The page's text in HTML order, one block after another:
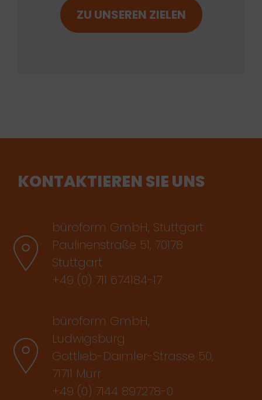
ZU UNSEREN ZIELEN
KONTAKTIEREN SIE UNS
büroform GmbH, Stuttgart
Paulinenstraße 51, 70178
Stuttgart
+49 (0) 711 674184-17
büroform GmbH,
Ludwigsburg
Gottlieb-Daimler-Strasse 50,
71711 Murr
+49 (0) 7144 897278-0